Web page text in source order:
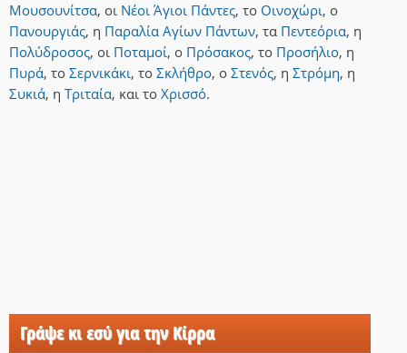
Μουσουνίτσα, οι Νέοι Άγιοι Πάντες, το Οινοχώρι, ο
Πανουργιάς, η Παραλία Αγίων Πάντων, τα Πεντεόρια, η
Πολύδροσος, οι Ποταμοί, ο Πρόσακος, το Προσήλιο, η
Πυρά, το Σερνικάκι, το Σκλήθρο, ο Στενός, η Στρόμη, η
Συκιά, η Τριταία, και το Χρισσό.
Γράψε κι εσύ για την Κίρρα